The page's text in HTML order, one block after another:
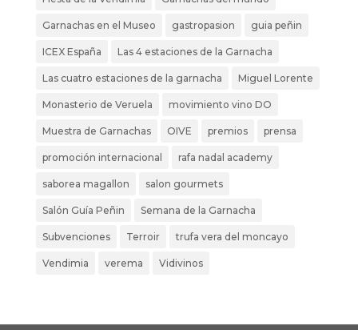
Garnachas en el Museo gastropasion guia peñin
ICEX España Las 4 estaciones de la Garnacha
Las cuatro estaciones de la garnacha Miguel Lorente
Monasterio de Veruela movimiento vino DO
Muestra de Garnachas OIVE premios prensa
promoción internacional rafa nadal academy
saborea magallon salon gourmets
Salón Guía Peñin Semana de la Garnacha
Subvenciones Terroir trufa vera del moncayo
Vendimia verema Vidivinos